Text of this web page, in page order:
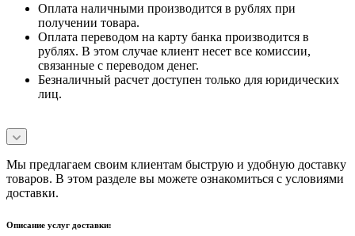
Оплата наличными производится в рублях при
получении товара.
Оплата переводом на карту банка производится в
рублях. В этом случае клиент несет все комиссии,
связанные с переводом денег.
Безналичный расчет доступен только для юридических
лиц.
Мы предлагаем своим клиентам быструю и удобную доставку
товаров. В этом разделе вы можете ознакомиться с условиями
доставки.
Описание услуг доставки: